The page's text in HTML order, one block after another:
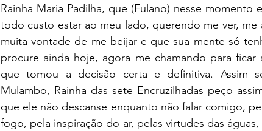
Rainha Maria Padilha, que (Fulano) nesse
todo custo estar ao meu lado, querendo me ver, me
muita vontade de me beijar e que sua mente só
procure ainda hoje, agora me chamando para
que tomou a decisão certa e definitiva. Assim
Mulambo, Rainha das sete Encruzilhadas peço
que ele não descanse enquanto não falar comigo,
fogo, pela inspiração do ar, pelas virtudes das